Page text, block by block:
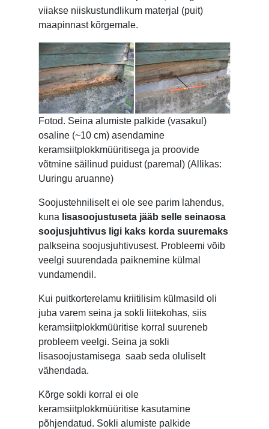
viiakse niiskustundlikum materjal (puit)
maapinnast kõrgemale.
Fotod. Seina alumiste palkide (vasakul)
osaline (~10 cm) asendamine
keramsiitplokkmüüritisega ja proovide
võtmine säilinud puidust (paremal) (Allikas:
Uuringu aruanne)
Soojustehniliselt ei ole see parim lahendus,
kuna lisasoojustuseta jääb selle seinaosa
soojusjuhtivus ligi kaks korda suuremaks
palkseina soojusjuhtivusest. Probleemi võib
veelgi suurendada paiknemine külmal
vundamendil.
Kui puitkorterelamu kriitilisim külmasild oli
juba varem seina ja sokli liitekohas, siis
keramsiitplokkmüüritise korral suureneb
probleem veelgi. Seina ja sokli
lisasoojustamisega saab seda oluliselt
vähendada.
Kõrge sokli korral ei ole
keramsiitplokkmüüritise kasutamine
põhjendatud. Sokli alumiste palkide